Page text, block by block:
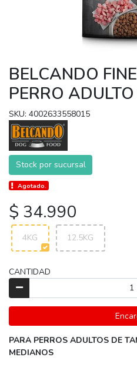
BELCANDO
PERRO
SKU: 4002633558015
Stock por sucursal
Agotado.
$ 34.990
4KG 12.5KG
CANTIDAD
PARA PERROS ADULTOS DE
MEDIANOS